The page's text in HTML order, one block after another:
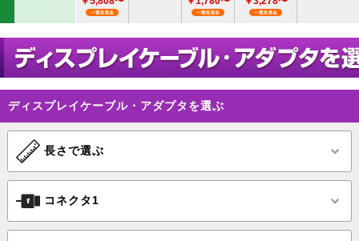
DVI24pin
DVI29pin
変換ケー
ブル・
アダプタ
DVIケ
￥
ディスプレイケーブル・アダプタを選ぶ
長さで選ぶ
コネクタ1